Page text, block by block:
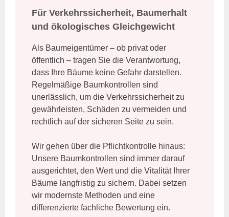
Für Verkehrssicherheit, Baumerhalt
und ökologisches Gleichgewicht
Als Baumeigentümer – ob privat oder
öffentlich – tragen Sie die Verantwortung,
dass Ihre Bäume keine Gefahr darstellen.
Regelmäßige Baumkontrollen sind
unerlässlich, um die Verkehrssicherheit zu
gewährleisten, Schäden zu vermeiden und
rechtlich auf der sicheren Seite zu sein.
Wir gehen über die Pflichtkontrolle hinaus:
Unsere Baumkontrollen sind immer darauf
ausgerichtet, den Wert und die Vitalität Ihrer
Bäume langfristig zu sichern. Dabei setzen
wir modernste Methoden und eine
differenzierte fachliche Bewertung ein.